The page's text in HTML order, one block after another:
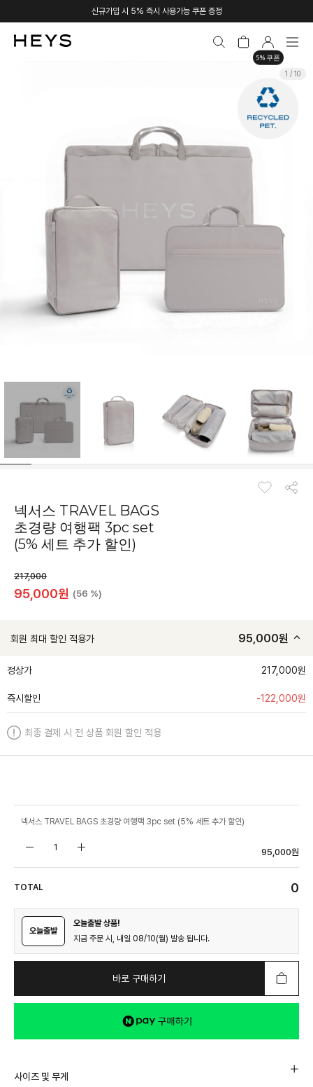
신규가입 시 5% 즉시 사용가능 쿠폰 증정
5% 쿠폰
1 / 10
넥서스 TRAVEL BAGS
초경량 여행팩 3pc set
(5% 세트 추가 할인)
217,000
95,000원 (56 %)
회원 최대 할인 적용가 95,000원
정상가 217,000원
즉시할인 -122,000원
최종 결제 시 전 상품 회원 할인 적용
넥서스 TRAVEL BAGS 초경량 여행팩 3pc set (5% 세트 추가 할인)
95,000원
TOTAL 0
오늘출발
오늘출발 상품!
지금 주문 시, 내일 08/10(월) 발송 됩니다.
바로 구매하기
사이즈 및 무게